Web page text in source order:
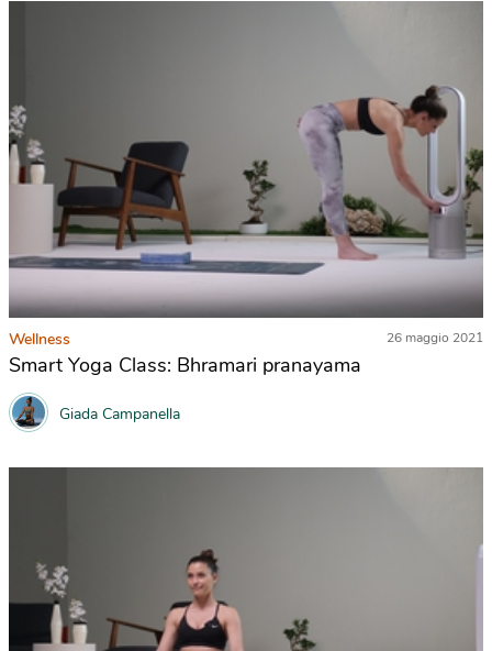
Wellness 26 maggio 2021
Smart Yoga Class: Bhramari pranayama
Giada Campanella